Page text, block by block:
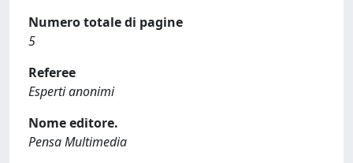
Numero totale di pagine
5
Referee
Esperti anonimi
Nome editore.
Pensa Multimedia